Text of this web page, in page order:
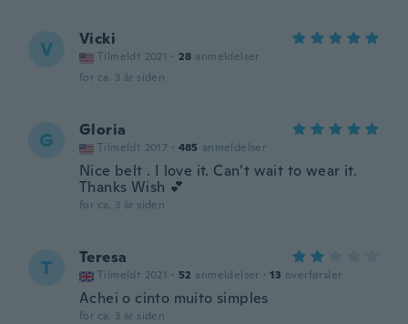
V Vicki
Tilmeldt 2021 · 28 anmeldelser
for ca. 3 år siden
G Gloria
Tilmeldt 2017 · 485 anmeldelser
Nice belt . I love it. Can’t wait to wear it.
Thanks Wish 💕
for ca. 3 år siden
T Teresa
Tilmeldt 2021 · 52 anmeldelser · 13 overførsler
Achei o cinto muito simples
for ca. 3 år siden